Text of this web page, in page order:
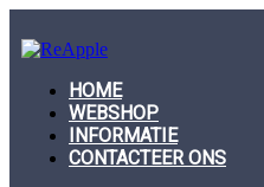
to
content
HOME
WEBSHOP
INFORMATIE
CONTACTEER ONS